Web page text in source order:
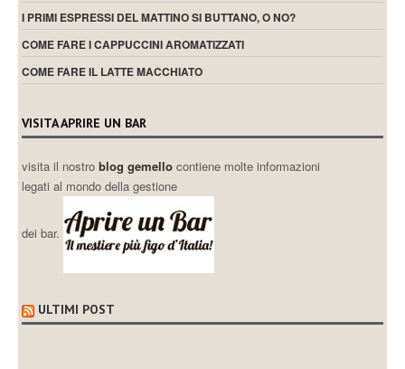
I PRIMI ESPRESSI DEL MATTINO SI BUTTANO, O NO?
COME FARE I CAPPUCCINI AROMATIZZATI
COME FARE IL LATTE MACCHIATO
VISITA APRIRE UN BAR
visita il nostroblog gemellocontiene molte informazioni
legati al mondo della gestione
dei bar.
ULTIMI POST